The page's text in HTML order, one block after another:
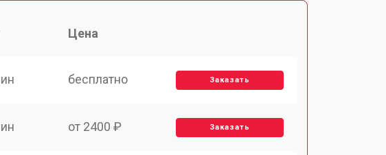
Цена
бесплатно Заказать
от 2400 ₽ Заказать